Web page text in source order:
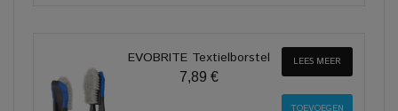
EVOBRITE Textielborstel
7,89 €
LEES MEER